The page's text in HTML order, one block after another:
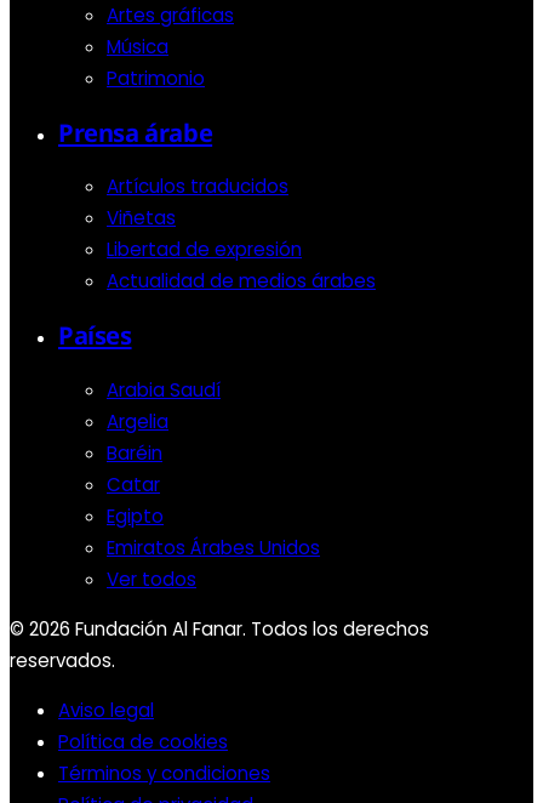
Artes gráficas
Música
Patrimonio
Prensa árabe
Artículos traducidos
Viñetas
Libertad de expresión
Actualidad de medios árabes
Países
Arabia Saudí
Argelia
Baréin
Catar
Egipto
Emiratos Árabes Unidos
Ver todos
© 2026 Fundación Al Fanar. Todos los derechos
reservados.
Aviso legal
Política de cookies
Términos y condiciones